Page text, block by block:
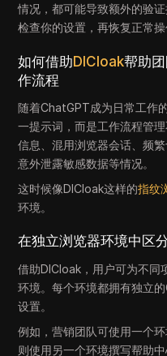
情况，都可能导致额外的验
检查你的设置，再恢复正常操
如何借助DICloak帮助
作流程
随着ChatGPT成为日常工作
一提示词，而是工作流程管
信息、混用浏览器会话、频
意外泄露敏感数据等情况。
这时候像DICloak这样的指纹
环境。
在独立浏览器环境中区
借助DICloak，用户可为不同
环境。每个环境都拥有独立
设置。
例如，营销团队可使用一个
则使用另一个环境撰写帮助